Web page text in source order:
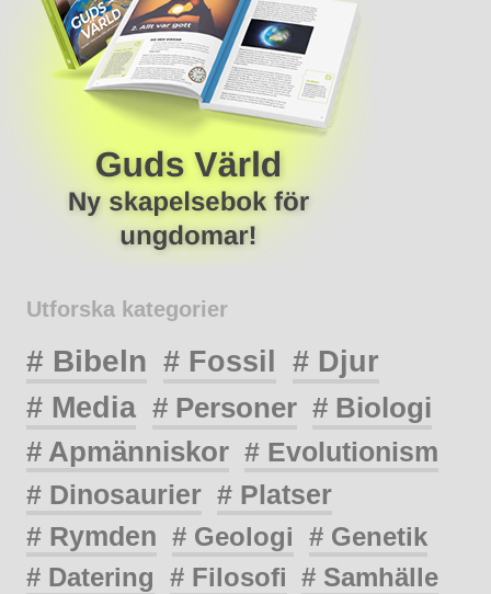
Utforska kategorier
# Bibeln # Fossil # Djur
# Media # Personer # Biologi
# Apmänniskor # Evolutionism
# Dinosaurier # Platser
# Rymden # Geologi # Genetik
# Datering # Filosofi # Samhälle